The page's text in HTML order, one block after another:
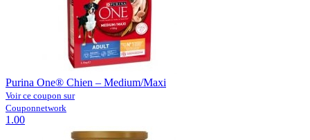
Purina One® Chien – Medium/Maxi
Voir ce coupon sur
Couponnetwork
1.00